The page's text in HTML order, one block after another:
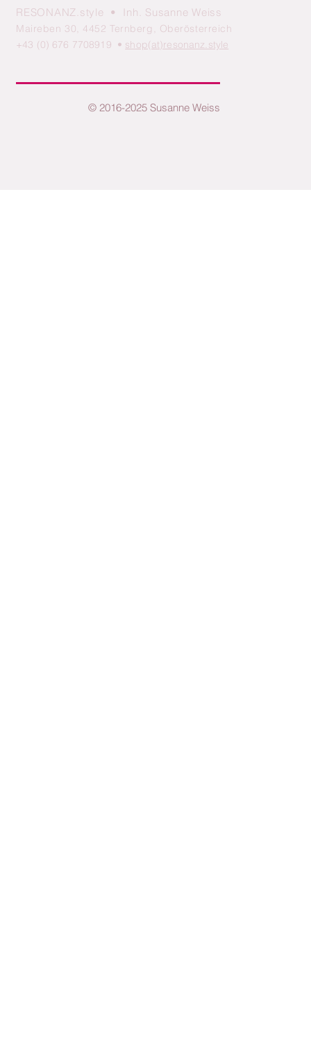
RESONANZ.style • Inh. Susanne Weiss
Maireben 30, 4452 Ternberg, Oberösterreich
+43 (0) 676 7708919 • shop(at)resonanz.style
© 2016-2025 Susanne Weiss